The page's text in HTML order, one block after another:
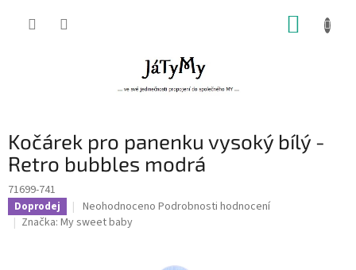
Kočárek pro panenku vysoký bílý -
Retro bubbles modrá
71699-741
Doprodej
Průměrné
hodnocení
Neohodnoceno Podrobnosti hodnocení
Značka: My sweet baby